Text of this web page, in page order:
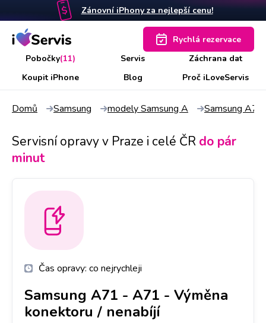
Zánovní iPhony za nejlepší cenu!
Pobočky(11) Servis
Záchrana dat
Koupit iPhone
Blog Proč iLoveServis
Rychlá rezervace
Domů Samsung modely Samsung A Samsung A71
Servisní opravy v Praze i celé ČR do pár
minut
Čas opravy: co nejrychleji
Samsung A71 - A71 - Výměna
konektoru / nenabíjí